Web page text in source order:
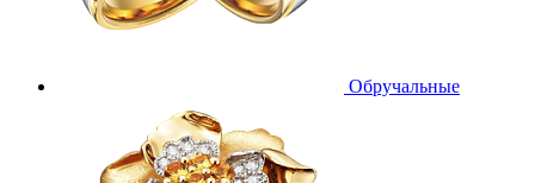
Обручальные